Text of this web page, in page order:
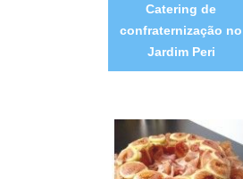
Catering de
confraternização no
Jardim Peri